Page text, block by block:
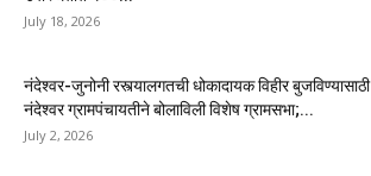
July 18, 2026
नंदेश्वर-जुनोनी रस्त्यालगतची धोकादायक विहीर बुजविण्यासाठी
नंदेश्वर ग्रामपंचायतीने बोलाविली विशेष ग्रामसभा;...
July 2, 2026